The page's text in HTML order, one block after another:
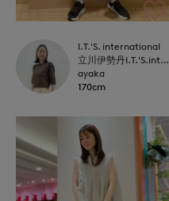
I.T.'S. international
立川伊勢丹I.T.'S.international
ayaka
170cm